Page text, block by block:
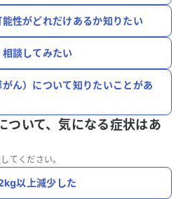
性がどれだけあるか知りたい
談してみたい
がん）について知りたいことがあ
ついて、気になる症状はあ
てください。
以上減少した